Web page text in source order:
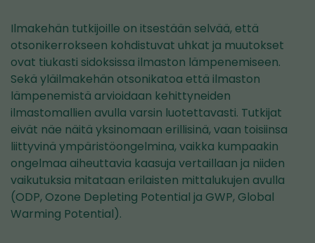
Ilmakehän tutkijoille on itsestään selvää, että
otsonikerrokseen kohdistuvat uhkat ja muutokset
ovat tiukasti sidoksissa ilmaston lämpenemiseen.
Sekä yläilmakehän otsonikatoa että ilmaston
lämpenemistä arvioidaan kehittyneiden
ilmastomallien avulla varsin luotettavasti. Tutkijat
eivät näe näitä yksinomaan erillisinä, vaan toisiinsa
liittyvinä ympäristöongelmina, vaikka kumpaakin
ongelmaa aiheuttavia kaasuja vertaillaan ja niiden
vaikutuksia mitataan erilaisten mittalukujen avulla
(ODP, Ozone Depleting Potential ja GWP, Global
Warming Potential).